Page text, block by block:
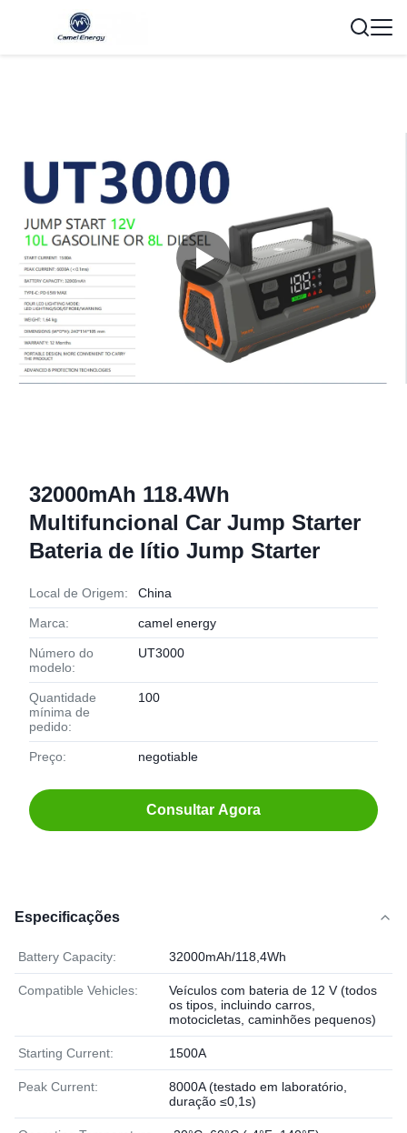
32000mAh 118.4Wh
Multifuncional Car Jump Starter
Bateria de lítio Jump Starter
Local de Origem: China
Marca: camel energy
Número do
modelo:
UT3000
Quantidade
mínima de
pedido:
100
Preço: negotiable
Consultar Agora
Especificações
Battery Capacity: 32000mAh/118,4Wh
Compatible Vehicles:
Veículos com bateria de 12 V (todos
os tipos, incluindo carros,
motocicletas, caminhões pequenos)
Starting Current: 1500A
Peak Current:
8000A (testado em laboratório,
duração ≤0,1s)